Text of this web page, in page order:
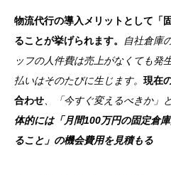
物流代行の導入メリットとして「
ることが挙げられます。
自社倉庫
ッフの人件費は売上がなくても発
払いはそのたびに生じます。 現在
合わせ、「今すぐ変えるべきか」
体的には「月間100万円の固定倉
ること」の機会費用を見積もる